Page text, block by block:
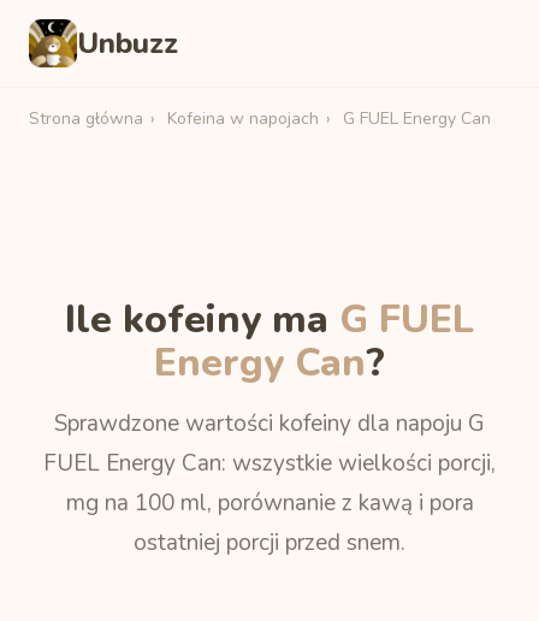
Unbuzz
Strona główna › Kofeina w napojach › G FUEL Energy Can
Ile kofeiny ma G FUEL
Energy Can?
Sprawdzone wartości kofeiny dla napoju G
FUEL Energy Can: wszystkie wielkości porcji,
mg na 100 ml, porównanie z kawą i pora
ostatniej porcji przed snem.